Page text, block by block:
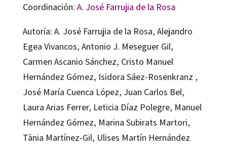
Coordinación: A. José Farrujia de la Rosa
Autoría: A. José Farrujia de la Rosa, Alejandro
Egea Vivancos, Antonio J. Meseguer Gil,
Carmen Ascanio Sánchez, Cristo Manuel
Hernández Gómez, Isidora Sáez-Rosenkranz ,
José María Cuenca López, Juan Carlos Bel,
Laura Arias Ferrer, Leticia Díaz Polegre, Manuel
Hernández Gómez, Marina Subirats Martori,
Tània Martínez-Gil, Ulises Martín Hernández